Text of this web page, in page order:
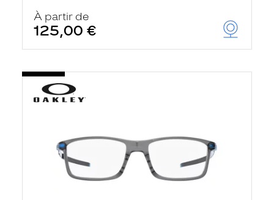
À partir de
125,00 €